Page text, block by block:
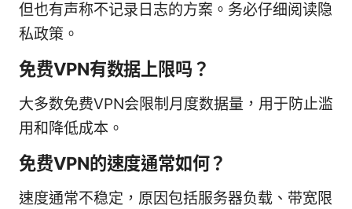
但也有声称不记录日志的方案。务必仔细阅读隐
私政策。
免费VPN有数据上限吗？
大多数免费VPN会限制月度数据量，用于防止滥
用和降低成本。
免费VPN的速度通常如何？
速度通常不稳定，原因包括服务器负载、带宽限